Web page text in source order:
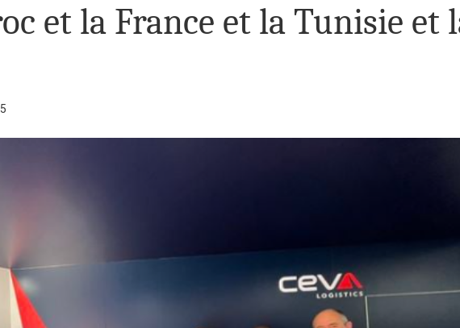
et la France et la Tunisie et